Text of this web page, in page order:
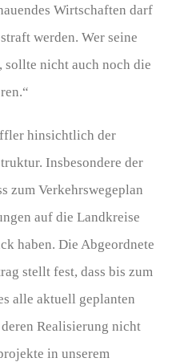
Wirtschaften darf
werden. Wer seine
sollte nicht auch noch die
hinsichtlich der
Insbesondere der
zum Verkehrswegeplan
auf die Landkreise
haben. Die Abgeordnete
stellt fest, dass bis zum
alle aktuell geplanten
Realisierung nicht
in unserem